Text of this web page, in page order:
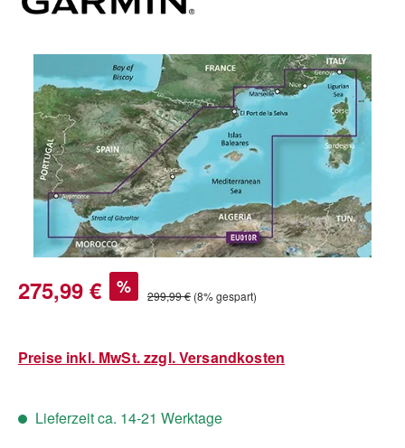
Bildergalerie überspringen
Verkaufspreis:
275,99 € % Regulärer Preis:
299,99 € (8% gespart)
Preise inkl. MwSt. zzgl. Versandkosten
Lieferzeit ca. 14-21 Werktage